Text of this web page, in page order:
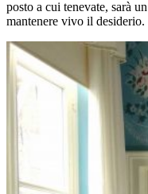
posto a cui tenevate, sarà
mantenere vivo il desiderio.